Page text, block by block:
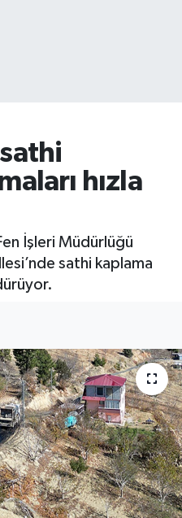
hızla
İşleri Müdürlüğü
sathi kaplama